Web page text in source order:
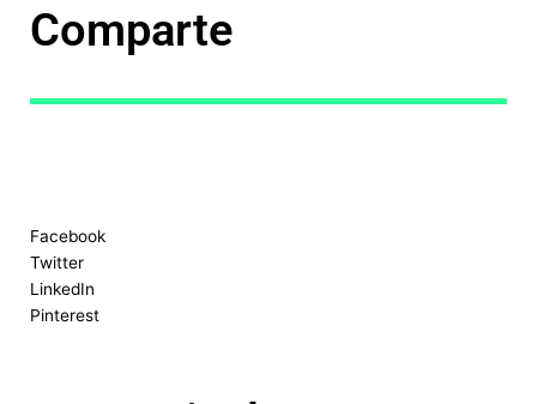
Comparte
Facebook
Twitter
LinkedIn
Pinterest